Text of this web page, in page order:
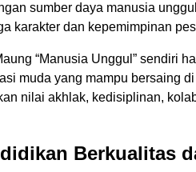
sumber daya manusia
karakter dan kepemimpinan
“Manusia Unggul” sendiri
muda yang mampu bersaing
nilai akhlak, kedisiplinan,
Berkualitas